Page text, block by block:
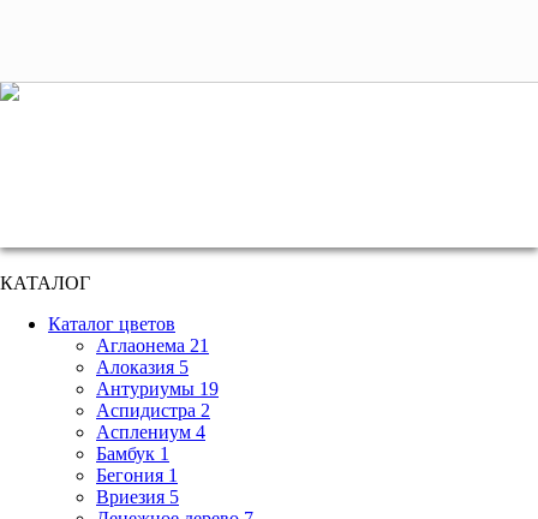
КАТАЛОГ
Каталог цветов
Аглаонема 21
Алоказия 5
Антуриумы 19
Аспидистра 2
Асплениум 4
Бамбук 1
Бегония 1
Вриезия 5